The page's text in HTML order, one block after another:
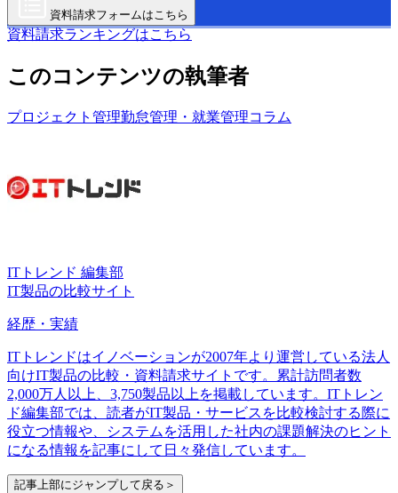
資料請求フォームはこちら
資料請求ランキングはこちら
このコンテンツの執筆者
プロジェクト管理勤怠管理・就業管理コラム
ITトレンド 編集部
IT製品の比較サイト
経歴・実績
ITトレンドはイノベーションが2007年より運営している法人
向けIT製品の比較・資料請求サイトです。累計訪問者数
2,000万人以上、3,750製品以上を掲載しています。ITトレン
ド編集部では、読者がIT製品・サービスを比較検討する際に
役立つ情報や、システムを活用した社内の課題解決のヒント
になる情報を記事にして日々発信しています。
記事上部にジャンプして戻る＞